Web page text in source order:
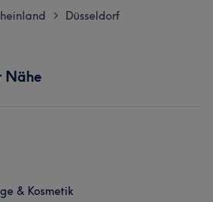
> Düsseldorf
Nähe
& Kosmetik